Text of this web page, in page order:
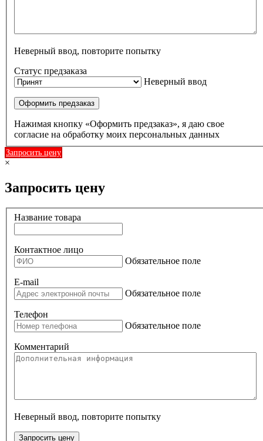
Неверный ввод, повторите попытку
Статус предзаказа
Неверный ввод
Оформить предзаказ
Нажимая кнопку «Оформить предзаказ», я даю свое
согласие на обработку моих персональных данных
Запросить цену
×
Запросить цену
Название товара
Контактное лицо
Обязательное поле
E-mail
Обязательное поле
Телефон
Обязательное поле
Комментарий
Неверный ввод, повторите попытку
Запросить цену